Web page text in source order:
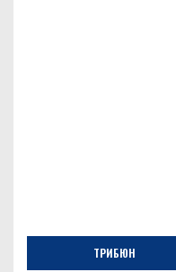
ТРИБЮН